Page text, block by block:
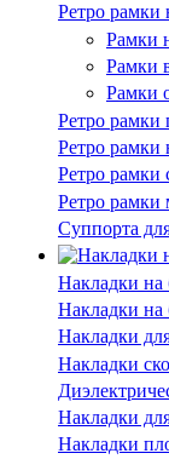
Ретро рамки
Рамки
Рамки
Рамки
Ретро рамки
Ретро рамки
Ретро рамки
Ретро рамки
Суппорта
Накладки на
Накладки
Накладки
Накладки
Накладки
Накладки